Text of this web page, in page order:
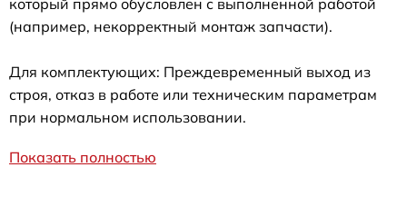
(например, некорректный монтаж запчасти).
Для комплектующих: Преждевременный выход из
строя, отказ в работе или техническим параметрам
при нормальном использовании.
Показать полностью